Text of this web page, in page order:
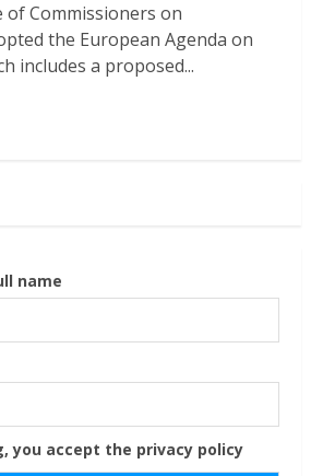
of Commissioners on
the European Agenda on
includes a proposed...
name
you accept the privacy policy